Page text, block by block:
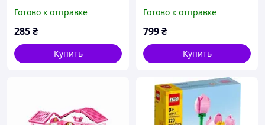
Готово к отправке
285₴
Купить
Готово к отправке
799₴
Купить